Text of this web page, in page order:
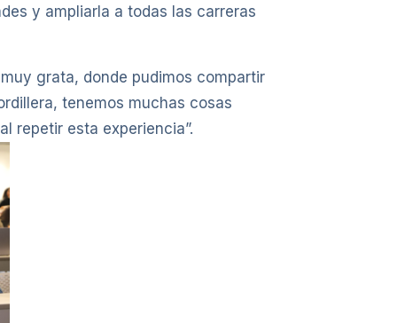
y ampliarla a todas las carreras
grata, donde pudimos compartir
tenemos muchas cosas
repetir esta experiencia”.